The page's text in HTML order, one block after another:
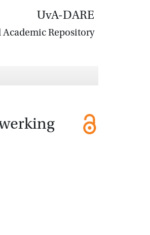
UvA-DARE
Repository